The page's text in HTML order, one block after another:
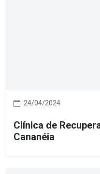
24/04/2024
Clínica de
Cananéia